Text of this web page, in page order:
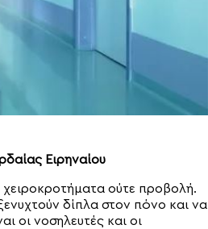
Ειρηναίου
ούτε προβολή.
δίπλα στον πόνο και να
οι νοσηλευτές και οι
ο Αρχιεπίσκοπος
Αφιέρωμα της
Pemptousia TV στην
Μεταμορφώσεως του